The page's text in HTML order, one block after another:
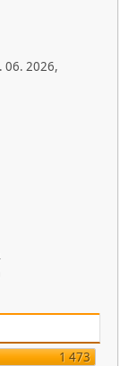
06. 2026,
1 473